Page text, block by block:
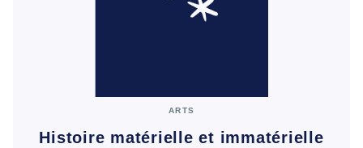
ARTS
Histoire matérielle et immatérielle